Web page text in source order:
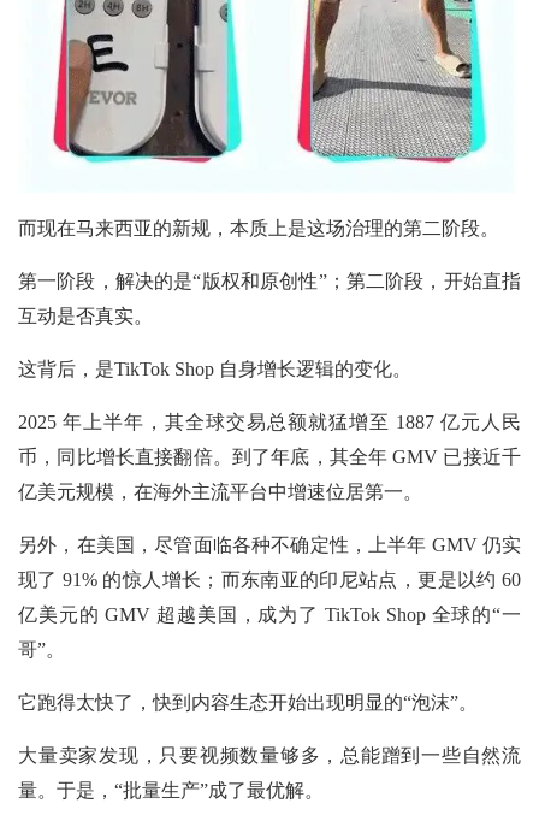
而现在马来西亚的新规，本质上是这场治理的第二阶段。
第一阶段，解决的是“版权和原创性”；第二阶段，开始直指
互动是否真实。
这背后，是TikTok Shop 自身增长逻辑的变化。
2025 年上半年，其全球交易总额就猛增至 1887 亿元人民
币，同比增长直接翻倍。到了年底，其全年 GMV 已接近千
亿美元规模，在海外主流平台中增速位居第一。
另外，在美国，尽管面临各种不确定性，上半年 GMV 仍实
现了 91% 的惊人增长；而东南亚的印尼站点，更是以约 60
亿美元的 GMV 超越美国，成为了 TikTok Shop 全球的“一
哥”。
它跑得太快了，快到内容生态开始出现明显的“泡沫”。
大量卖家发现，只要视频数量够多，总能蹭到一些自然流
量。于是，“批量生产”成了最优解。